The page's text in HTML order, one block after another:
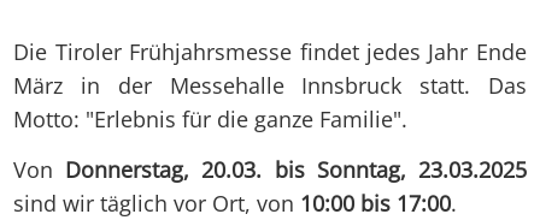
Die Tiroler Frühjahrsmesse findet jedes Jahr Ende
März in der Messehalle Innsbruck statt. Das
Motto: "Erlebnis für die ganze Familie".
Von Donnerstag, 20.03. bis Sonntag, 23.03.2025
sind wir täglich vor Ort, von 10:00 bis 17:00.